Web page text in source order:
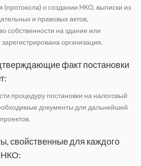
(протокола) о создании НКО, выписки из
и правовых актов,
собственности на здание или
оргaнизация.
факт постановки
процедуру постановки на налоговый
документы для дальнейшей
свойственные для каждого
НКО: